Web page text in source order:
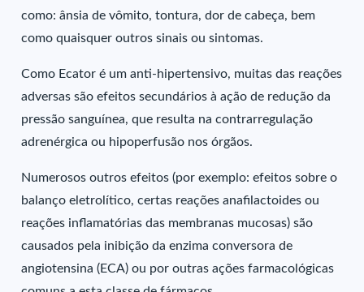
como: ânsia de vômito, tontura, dor de cabeça, bem
como quaisquer outros sinais ou sintomas.
Como Ecator é um anti-hipertensivo, muitas das reações
adversas são efeitos secundários à ação de redução da
pressão sanguínea, que resulta na contrarregulação
adrenérgica ou hipoperfusão nos órgãos.
Numerosos outros efeitos (por exemplo: efeitos sobre o
balanço eletrolítico, certas reações anafilactoides ou
reações inflamatórias das membranas mucosas) são
causados pela inibição da enzima conversora de
angiotensina (ECA) ou por outras ações farmacológicas